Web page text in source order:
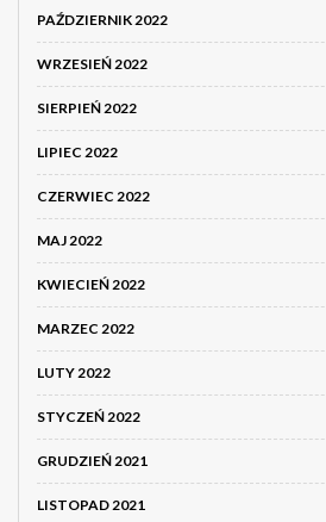
PAŹDZIERNIK 2022
WRZESIEŃ 2022
SIERPIEŃ 2022
LIPIEC 2022
CZERWIEC 2022
MAJ 2022
KWIECIEŃ 2022
MARZEC 2022
LUTY 2022
STYCZEŃ 2022
GRUDZIEŃ 2021
LISTOPAD 2021